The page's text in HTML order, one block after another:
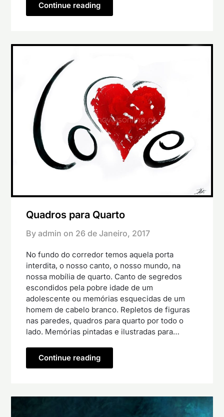
Continue reading
Quadros para Quarto
By admin on 26 de Janeiro, 2017
No fundo do corredor temos aquela porta
interdita, o nosso canto, o nosso mundo, na
nossa mobília de quarto. Canto de segredos
escondidos pela pobre idade de um
adolescente ou memórias esquecidas de um
homem de cabelo branco. Repletos de figuras
nas paredes, quadros para quarto por todo o
lado. Memórias pintadas e ilustradas para…
Continue reading